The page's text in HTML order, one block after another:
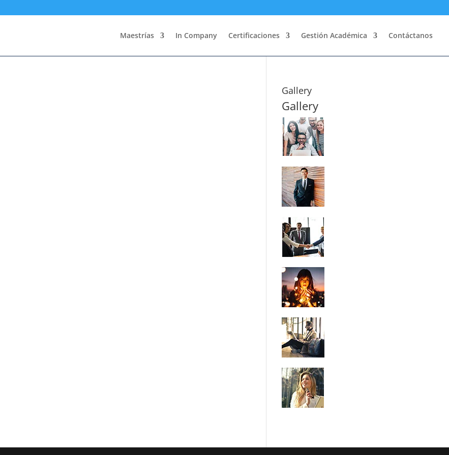
Maestrías In Company Certificaciones Gestión Académica Contáctanos
Gallery
Gallery